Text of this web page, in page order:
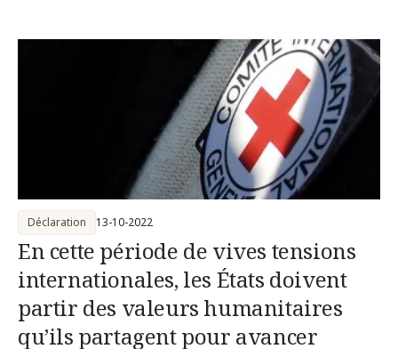
En cette période de vives tensions
internationales, les États doivent
partir des valeurs humanitaires
qu’ils partagent pour avancer
Déclaration 13-10-2022